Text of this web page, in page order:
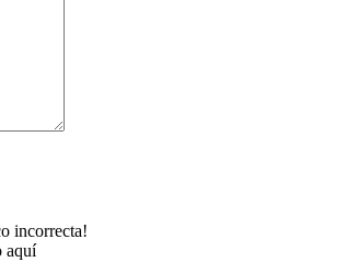
incorrecta!
aquí